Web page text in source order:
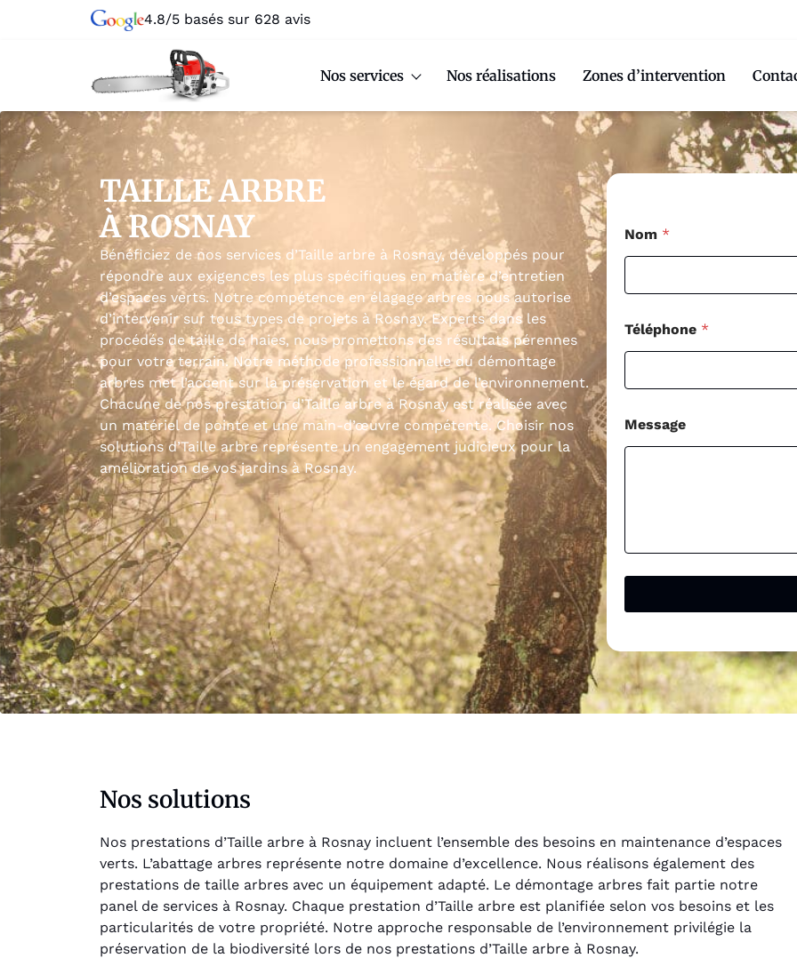
4.8/5 basés sur 628 avis
Nos services Nos réalisations Zones d’intervention
TAILLE ARBRE
À ROSNAY
Bénéficiez de nos services d’Taille arbre à Rosnay, développés pour
répondre aux exigences les plus spécifiques en matière d’entretien
d’espaces verts. Notre compétence en élagage arbres nous autorise
d’intervenir sur tous types de projets à Rosnay. Experts dans les
procédés de taille de haies, nous promettons des résultats pérennes
pour votre terrain. Notre méthode professionnelle du démontage
arbres met l’accent sur la préservation et le égard de l’environnement.
Chacune de nos prestation d’Taille arbre à Rosnay est réalisée avec
un matériel de pointe et une main-d’œuvre compétente. Choisir nos
solutions d’Taille arbre représente un engagement judicieux pour la
amélioration de vos jardins à Rosnay.
Nom *
Téléphone *
Message
Nos solutions
Nos prestations d’Taille arbre à Rosnay incluent l’ensemble des besoins en maintenance d’espaces
verts. L’abattage arbres représente notre domaine d’excellence. Nous réalisons également des
prestations de taille arbres avec un équipement adapté. Le démontage arbres fait partie notre
panel de services à Rosnay. Chaque prestation d’Taille arbre est planifiée selon vos besoins et les
particularités de votre propriété. Notre approche responsable de l’environnement privilégie la
préservation de la biodiversité lors de nos prestations d’Taille arbre à Rosnay.